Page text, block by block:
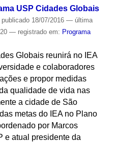
USP Cidades Globais
publicado18/07/2016 — última
— registrado em: Programa
Globais reunirá no IEA
e colaboradores
e propor medidas
qualidade de vida nas
a cidade de São
metas do IEA no Plano
por Marcos
e atual presidente da